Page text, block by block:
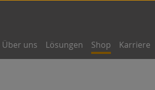
Über uns Lösungen Shop Karriere